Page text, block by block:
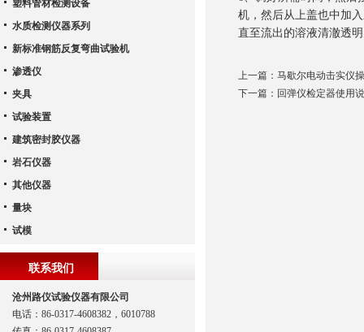
机，然后从上盖也中加
直至流出的溶液清澈透
上一篇： 马歇尔电动击实仪
下一篇： 回弹仪检定器使用
塑料管材检测设备
水质检测仪器系列
新标准钢筋反复弯曲试验机
渗透仪
夹具
试验装置
建筑密封胶仪器
岩石仪器
其他仪器
量块
试模
联系我们
沧州路仪试验仪器有限公司
电话：86-0317-4608382，6010788